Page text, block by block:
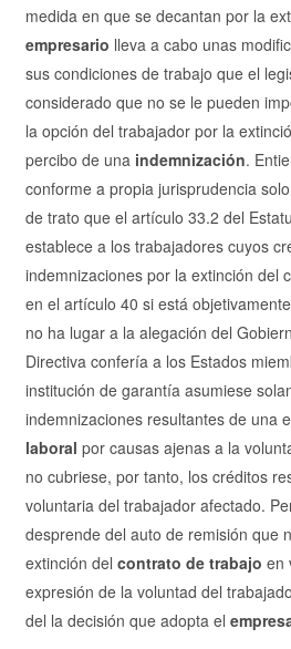
medida en que se decantan por la
empresario lleva a cabo unas
sus condiciones de trabajo que el
considerado que no se le pueden
la opción del trabajador por la
percibo de una indemnización.
conforme a propia jurisprudencia
de trato que el artículo 33.2 del
establece a los trabajadores cuyos
indemnizaciones por la extinción del
en el artículo 40 si está
no ha lugar a la alegación del
Directiva confería a los Estados
institución de garantía asumiese
indemnizaciones resultantes de una
laboral por causas ajenas a la
no cubriese, por tanto, los créditos
voluntaria del trabajador afectado.
desprende del auto de remisión que
extinción del contrato de trabajo en
expresión de la voluntad del
del la decisión que adopta el